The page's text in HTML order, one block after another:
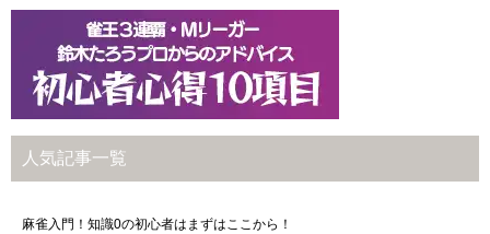
人気記事一覧
麻雀入門！知識0の初心者はまずはここから！